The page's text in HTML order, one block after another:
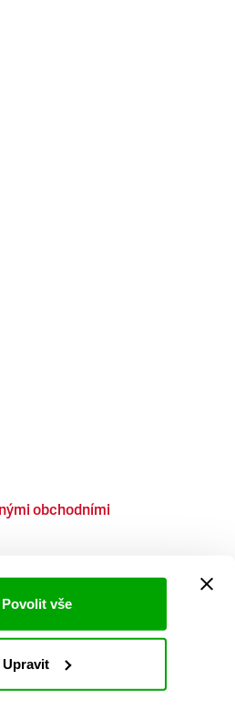
Povolit vše
Upravit
obchodními